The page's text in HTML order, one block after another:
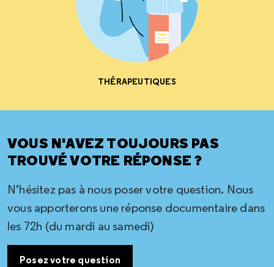
THÉRAPEUTIQUES
VOUS N'AVEZ TOUJOURS PAS
TROUVÉ VOTRE RÉPONSE ?
N’hésitez pas à nous poser votre question. Nous
vous apporterons une réponse documentaire dans
les 72h (du mardi au samedi)
Posez votre question